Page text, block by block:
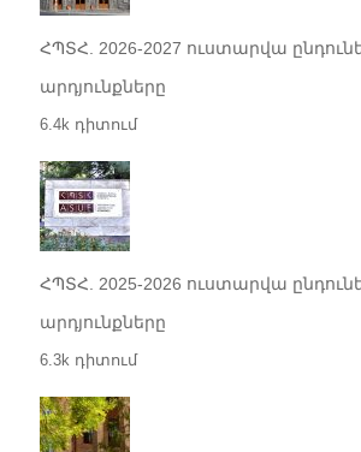
ՀՊՏՀ. 2026-2027 ուստարվա
արդյունքները
6.4k դիտում
ՀՊՏՀ. 2025-2026 ուստարվա
արդյունքները
6.3k դիտում